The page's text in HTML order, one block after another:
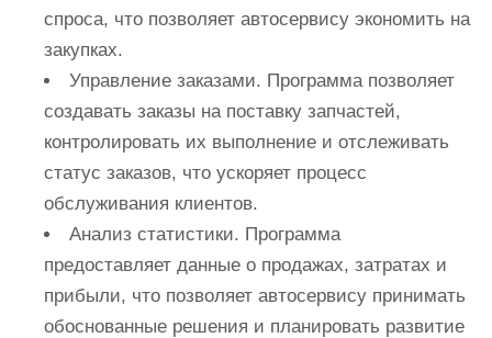
спроса, что позволяет автосервису экономить на
закупках.
Управление заказами. Программа позволяет
создавать заказы на поставку запчастей,
контролировать их выполнение и отслеживать
статус заказов, что ускоряет процесс
обслуживания клиентов.
Анализ статистики. Программа
предоставляет данные о продажах, затратах и
прибыли, что позволяет автосервису принимать
обоснованные решения и планировать развитие